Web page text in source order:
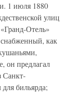
1 июля 1880
улиц
Отель»
как
он предлагал
Санкт-
бильярда;